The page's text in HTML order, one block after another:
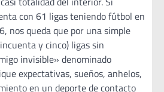
con 61 ligas teniendo fútbol en
nos queda que por una simple
y cinco) ligas sin
invisible» denominado
expectativas, sueños, anhelos,
en un deporte de contacto